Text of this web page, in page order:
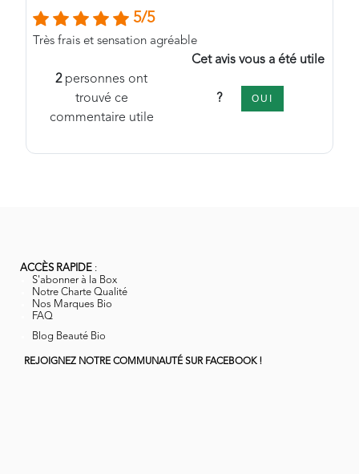
5/5
Très frais et sensation agréable
2personnes ont
trouvé ce
commentaire utile
Cet avis vous a été utile
? OUI
ACCÈS RAPIDE :
S'abonner à la Box
Notre Charte Qualité
Nos Marques Bio
FAQ
Blog Beauté Bio
REJOIGNEZ NOTRE COMMUNAUTÉ SUR FACEBOOK !